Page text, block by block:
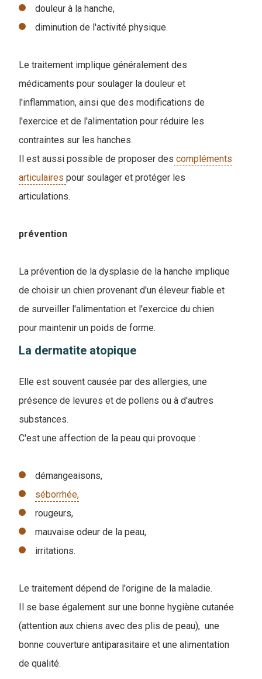
douleur à la hanche,
diminution de l'activité physique.
Le traitement implique généralement des
médicaments pour soulager la douleur et
l'inflammation, ainsi que des modifications de
l'exercice et de l'alimentation pour réduire les
contraintes sur les hanches.
Il est aussi possible de proposer des compléments
articulaires pour soulager et protéger les
articulations.
prévention
La prévention de la dysplasie de la hanche implique
de choisir un chien provenant d'un éleveur fiable et
de surveiller l'alimentation et l'exercice du chien
pour maintenir un poids de forme.
La dermatite atopique
Elle est souvent causée par des allergies, une
présence de levures et de pollens ou à d'autres
substances.
C'est une affection de la peau qui provoque :
démangeaisons,
séborrhée,
rougeurs,
mauvaise odeur de la peau,
irritations.
Le traitement dépend de l'origine de la maladie.
Il se base également sur une bonne hygiène cutanée
(attention aux chiens avec des plis de peau), une
bonne couverture antiparasitaire et une alimentation
de qualité.